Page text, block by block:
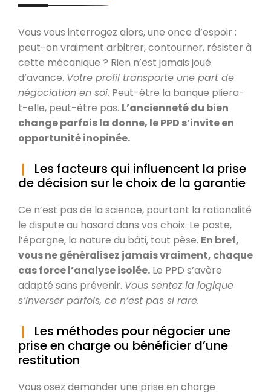
Vous vous interrogez alors, une once d’espoir :
peut-on vraiment arbitrer, contourner, résister à
cette mécanique ? Rien n’est jamais joué
d’avance. Votre profil transporte une part de
négociation en soi. Peut-être la banque pliera-
t-elle, peut-être pas. L’ancienneté du bien
change parfois la donne, le PPD s’invite en
opportunité inopinée.
Les facteurs qui influencent la prise
de décision sur le choix de la garantie
Ce n’est pas de la science, pourtant la rationalité
le dispute au hasard dans vos choix. Le poste,
l’épargne, la nature du bâti, tout pèse. En bref,
vous ne généralisez jamais vraiment, chaque
cas force l’analyse isolée. Le PPD s’avère
adapté sans prévenir. Vous sentez la logique
s’inverser parfois, ce n’est pas si rare.
Les méthodes pour négocier une
prise en charge ou bénéficier d’une
restitution
Vous osez demander une prise en charge